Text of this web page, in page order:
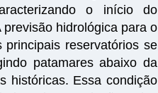
o início do
hidrológica para o
reservatórios se
patamares abaixo da
históricas. Essa condição